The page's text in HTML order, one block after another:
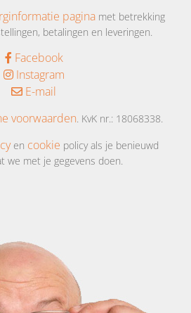
paginamet betrekking
betalingen en leveringen.
Facebook
Instagram
E-mail
voorwaarden . KvK nr.: 18068338.
en cookie policy als je benieuwd
we met je gegevens doen.